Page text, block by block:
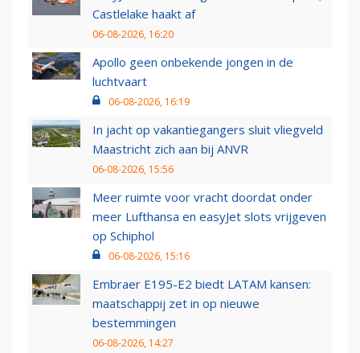
Castlelake haakt af
06-08-2026, 16:20
Apollo geen onbekende jongen in de
luchtvaart
06-08-2026, 16:19
In jacht op vakantiegangers sluit vliegveld
Maastricht zich aan bij ANVR
06-08-2026, 15:56
Meer ruimte voor vracht doordat onder
meer Lufthansa en easyJet slots vrijgeven
op Schiphol
06-08-2026, 15:16
Embraer E195-E2 biedt LATAM kansen:
maatschappij zet in op nieuwe
bestemmingen
06-08-2026, 14:27